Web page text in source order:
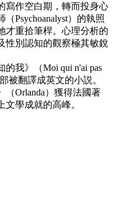
寫作空白期，轉而投身心
Psychoanalyst）的執照
才重拾筆桿。心理分析的
性別認知的觀察極其敏銳
我》（Moi qui n'ai pas
被翻譯成英文的小説。
（Orlanda）獲得法國著
文學成就的高峰。